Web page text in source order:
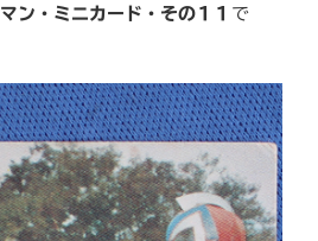
ン・ミニカード・その１１ で